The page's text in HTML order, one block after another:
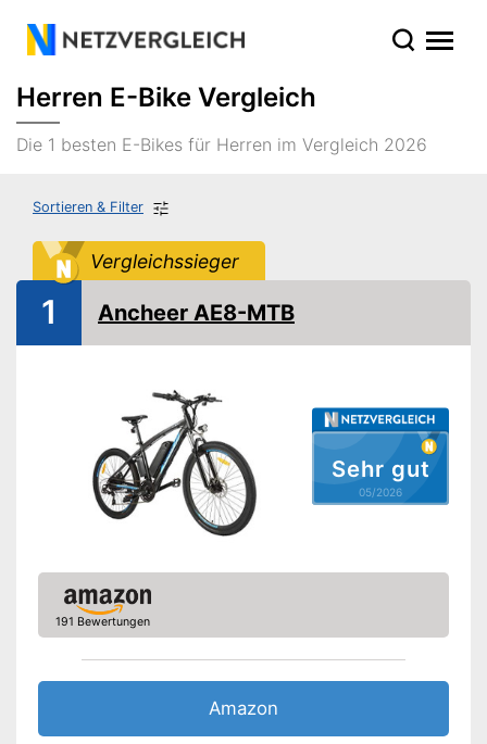
Herren E-Bike Vergleich
Die 1 besten E-Bikes für Herren im Vergleich 2026
Sortieren & Filter
Vergleichssieger
Sehr gut
05/2026
1 Ancheer AE8-MTB
191 Bewertungen
Amazon